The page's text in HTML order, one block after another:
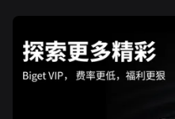
historii zakłócenie dostaw". -
NAS100 -2,4%, US2000 -2,9%.
złoto -3,2%, srebro -8,7%. -
falach ucieczki do
+2,8%. Przepływy kapitału i